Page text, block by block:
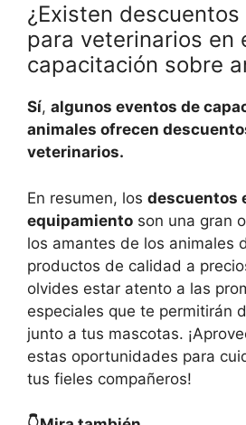
¿Existen
para veterinarios en
capacitación sobre
Sí, algunos eventos de
animales ofrecen
veterinarios.
En resumen, los descuentos
equipamiento son una gran
los amantes de los animales
productos de calidad a
olvides estar atento a las
especiales que te permitirán
junto a tus mascotas.
estas oportunidades para
tus fieles compañeros!